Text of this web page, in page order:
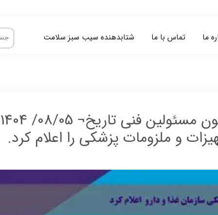
ما تماس با ما شتابدهنده سیب سبز سلامت
و ملزومات پزشکی را اعلام کرد.